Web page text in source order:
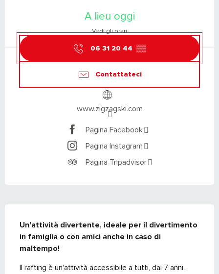
A lieu oggi
Vedi gli orari
06 31 20 44 ▒▒
Contattateci
www.zigzagski.com
Pagina Facebook
Pagina Instagram
Pagina Tripadvisor
Un'attività divertente, ideale per il divertimento
in famiglia o con amici anche in caso di
maltempo!
Il rafting è un'attività accessibile a tutti, dai 7 anni.